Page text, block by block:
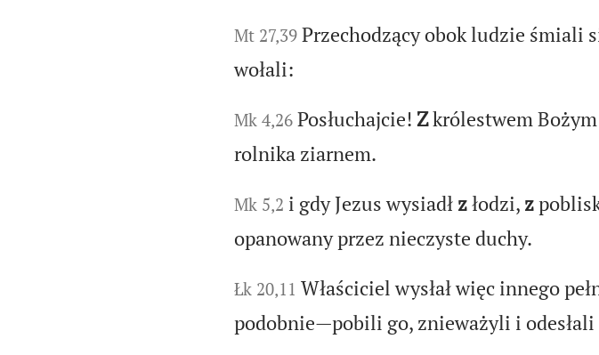
Mt 27,39 Przechodzący obok ludzie śmiali
wołali:
Mk 4,26 Posłuchajcie! Zkrólestwem
rolnika ziarnem.
Mk 5,2 i gdy Jezus wysiadł złodzi, z
opanowany przez nieczyste duchy.
Łk 20,11 Właściciel wysłał więc innego
podobnie—pobili go, znieważyli i odesłali